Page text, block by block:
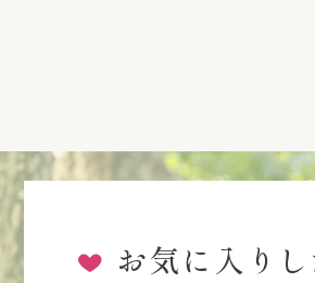
お気に入り